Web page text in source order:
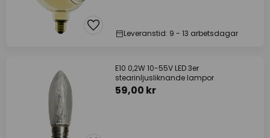
Leveranstid: 9 - 13 arbetsdagar
E10 0,2W 10-55V LED 3er
stearinljusliknande lampor
59,00 kr